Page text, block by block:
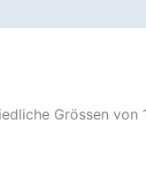
Grössen